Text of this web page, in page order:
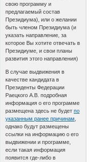
свою программу и
предлагаемый состав
Президиума), или о желании
быть членом Президиума (и
указать направление, за
которое Вы хотите отвечать в
Президиуме, и свои планы
развития этого направления)
В случае выдвижения в
качестве кандидата в
Президенты Федерации
Раецкого А.В. подробная
информация о его программе
размещена здесь не будетпо
указанным ранее причинам
однако будут размещены
ссылки на информацию о его
выдвижении и программе,
если такая информация
появится где-либо в